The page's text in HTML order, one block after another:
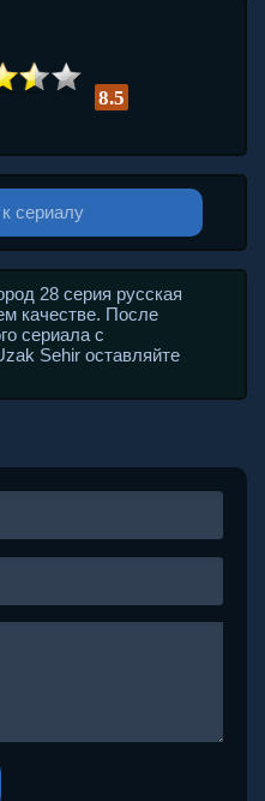
8.5
сериалу
28 серия русская
качестве. После
сериала с
Sehir оставляйте